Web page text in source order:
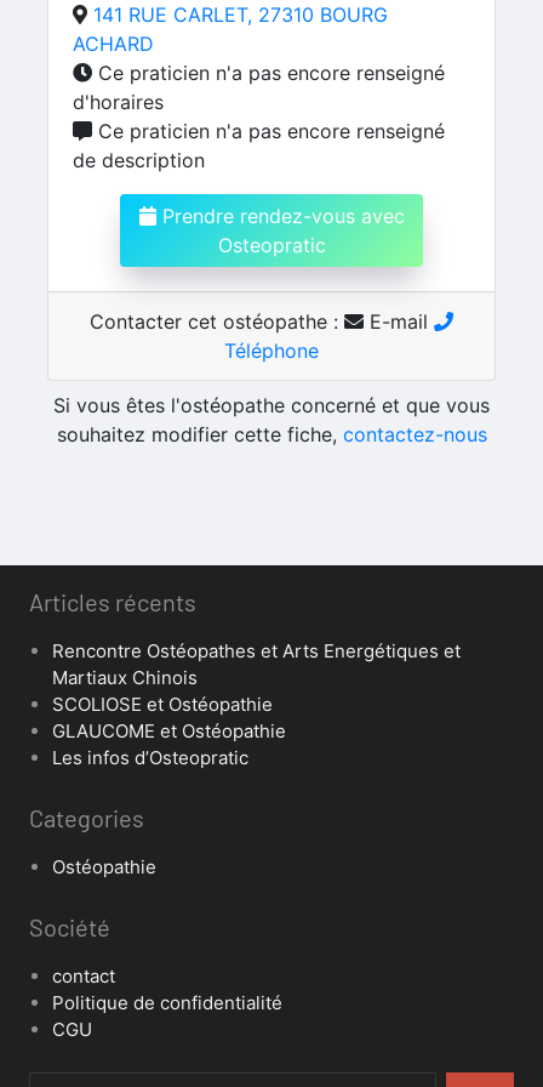
141 RUE CARLET, 27310 BOURG
ACHARD
Ce praticien n'a pas encore renseigné
d'horaires
Ce praticien n'a pas encore renseigné
de description
Prendre rendez-vous avec
Osteopratic
Contacter cet ostéopathe :
E-mail
Téléphone
Si vous êtes l'ostéopathe concerné et que vous
souhaitez modifier cette fiche, contactez-nous
Articles récents
Rencontre Ostéopathes et Arts Energétiques et
Martiaux Chinois
SCOLIOSE et Ostéopathie
GLAUCOME et Ostéopathie
Les infos d’Osteopratic
Categories
Ostéopathie
Société
contact
Politique de confidentialité
CGU